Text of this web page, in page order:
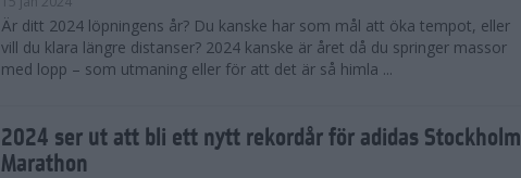
Är ditt 2024 löpningens år? Du kanske har som mål att öka tempot, eller
vill du klara längre distanser? 2024 kanske är året då du springer massor
med lopp – som utmaning eller för att det är så himla ...
2024 ser ut att bli ett nytt rekordår för adidas Stockholm
Marathon